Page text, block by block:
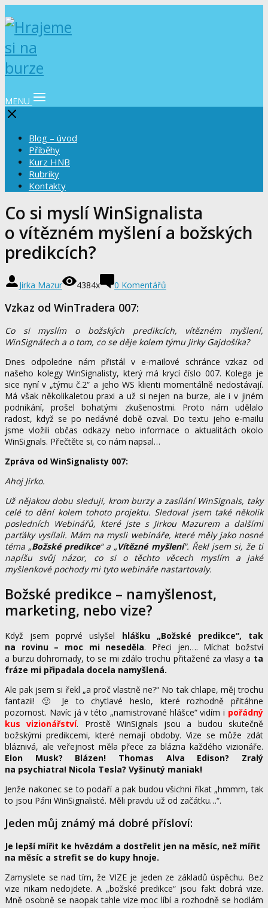
MENU
Blog – úvod
Příběhy
Kurz HNB
Rubriky
Kontakty
Co si myslí WinSignalista
o vítězném myšlení a božských
predikcích?
Jirka Mazur 4384x 0 Komentářů
Vzkaz od WinTradera 007:
Co si myslím o božských predikcích, vítězném myšlení,
WinSignálech a o tom, co se děje kolem týmu Jirky Gajdošíka?
Dnes odpoledne nám přistál v e-mailové schránce vzkaz od
našeho kolegy WinSignalisty, který má krycí číslo 007. Kolega je
sice nyní v „týmu č.2“ a jeho WS klienti momentálně nedostávají.
Má však několikaletou praxi a už si nejen na burze, ale i v jiném
podnikání, prošel bohatými zkušenostmi. Proto nám udělalo
radost, když se po nedávné době ozval. Do textu jeho e-mailu
jsme vložili občas odkazy nebo informace o aktualitách okolo
WinSignals. Přečtěte si, co nám napsal…
Zpráva od WinSignalisty 007:
Ahoj Jirko.
Už nějakou dobu sleduji, krom burzy a zasílání WinSignals, taky
celé to dění kolem tohoto projektu. Sledoval jsem také několik
posledních Webinářů, které jste s Jirkou Mazurem a dalšími
parťáky vysílali. Mám na mysli webináře, které měly jako nosné
téma „Božské predikce“ a „Vítězné myšlení“. Řekl jsem si, že ti
napíšu svůj názor, co si o těchto věcech myslím a jaké
myšlenkové pochody mi tyto webináře nastartovaly.
Božské predikce – namyšlenost,
marketing, nebo vize?
Když jsem poprvé uslyšel hlášku „Božské predikce“, tak
na rovinu – moc mi neseděla. Přeci jen…. Míchat božství
a burzu dohromady, to se mi zdálo trochu přitažené za vlasy a ta
fráze mi připadala docela namyšlená.
Ale pak jsem si řekl „a proč vlastně ne?“ No tak chlape, měj trochu
fantazii! 🙂 Je to chytlavé heslo, které rozhodně přitáhne
pozornost. Navíc já v této „namistrované hlášce“ vidím i pořádný
kus vizionářství. Prostě WinSignals jsou a budou skutečně
božskými predikcemi, které nemají obdoby. Vize se může zdát
bláznivá, ale veřejnost měla přece za blázna každého vizionáře.
Elon Musk? Blázen! Thomas Alva Edison? Zralý
na psychiatra! Nicola Tesla? Vyšinutý maniak!
Jenže nakonec se to podaří a pak budou všichni říkat „hmmm, tak
to jsou Páni WinSignalisté. Měli pravdu už od začátku…“.
Jeden můj známý má dobré přísloví:
Je lepší mířit ke hvězdám a dostřelit jen na měsíc, než mířit
na měsíc a strefit se do kupy hnoje.
Zamyslete se nad tím, že VIZE je jeden ze základů úspěchu. Bez
vize nikam nedojdete. A „božské predikce“ jsou fakt dobrá vize.
Mně osobně se naopak tahle vize moc líbí a rozhodně se hodlám